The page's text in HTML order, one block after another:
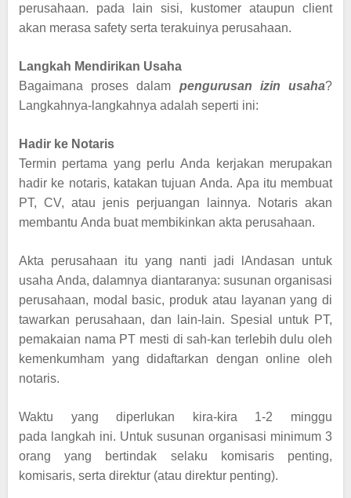
perusahaan. pada lain sisi, kustomer ataupun client
akan merasa safety serta terakuinya perusahaan.
Langkah Mendirikan Usaha
Bagaimana proses dalam pengurusan izin usaha?
Langkahnya-langkahnya adalah seperti ini:
Hadir ke Notaris
Termin pertama yang perlu Anda kerjakan merupakan
hadir ke notaris, katakan tujuan Anda. Apa itu membuat
PT, CV, atau jenis perjuangan lainnya. Notaris akan
membantu Anda buat membikinkan akta perusahaan.
Akta perusahaan itu yang nanti jadi lAndasan untuk
usaha Anda, dalamnya diantaranya: susunan organisasi
perusahaan, modal basic, produk atau layanan yang di
tawarkan perusahaan, dan lain-lain. Spesial untuk PT,
pemakaian nama PT mesti di sah-kan terlebih dulu oleh
kemenkumham yang didaftarkan dengan online oleh
notaris.
Waktu yang diperlukan kira-kira 1-2 minggu
pada langkah ini. Untuk susunan organisasi minimum 3
orang yang bertindak selaku komisaris penting,
komisaris, serta direktur (atau direktur penting).